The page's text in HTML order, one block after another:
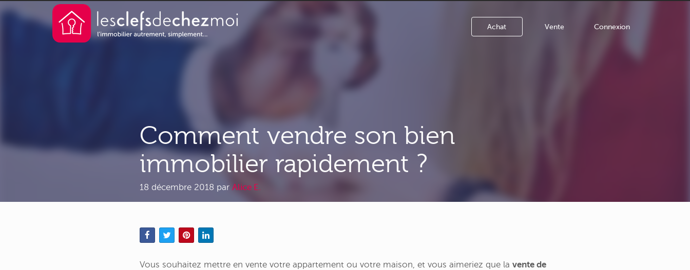
Achat Vente Connexion
Comment vendre son bien
immobilier rapidement ?
18 décembre 2018 par Alice E.
Vous souhaitez mettre en vente votre appartement ou votre maison, et vous aimeriez que la vente de